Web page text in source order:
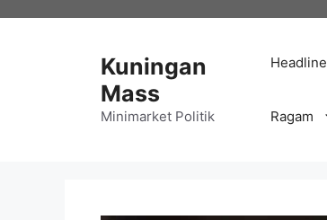
Kuningan
Mass
Minimarket Politik
Headline
Ragam